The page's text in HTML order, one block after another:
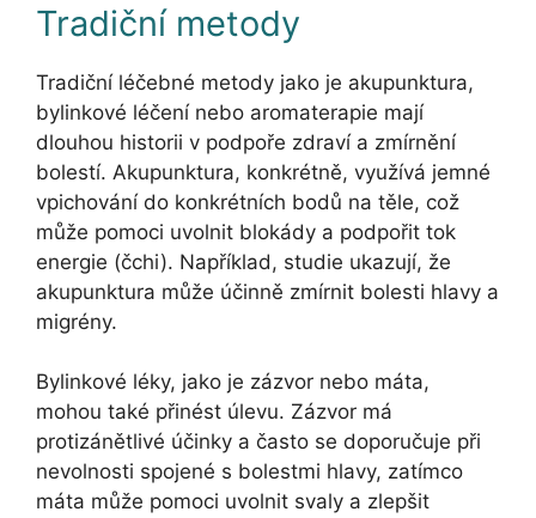
Tradiční metody
Tradiční léčebné metody jako je akupunktura,
bylinkové léčení nebo aromaterapie mají
dlouhou historii v podpoře zdraví a zmírnění
bolestí. Akupunktura, konkrétně, využívá jemné
vpichování do konkrétních bodů na těle, což
může pomoci uvolnit blokády a podpořit tok
energie (čchi). Například, studie ukazují, že
akupunktura může účinně zmírnit bolesti hlavy a
migrény.
Bylinkové léky, jako je zázvor nebo máta,
mohou také přinést úlevu. Zázvor má
protizánětlivé účinky a často se doporučuje při
nevolnosti spojené s bolestmi hlavy, zatímco
máta může pomoci uvolnit svaly a zlepšit